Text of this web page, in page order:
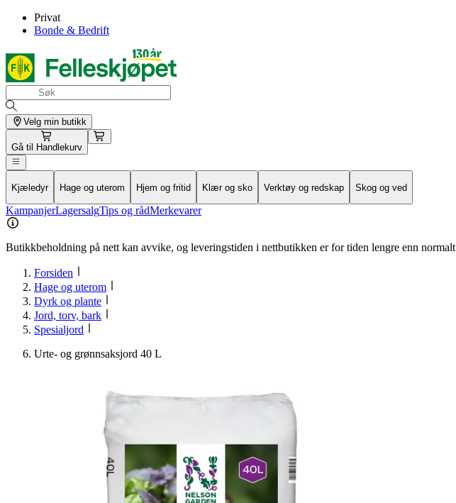
Privat
Bonde & Bedrift
Velg min butikk
Gå til Handlekurv
Kjæledyr Hage og uterom Hjem og fritid Klær og sko Verktøy og redskap Skog og ved
KampanjerLagersalgTips og rådMerkevarer
Butikkbeholdning på nett kan avvike, og leveringstiden i nettbutikken er for tiden lengre enn normalt
Forsiden
Hage og uterom
Dyrk og plante
Jord, torv, bark
Spesialjord
Urte- og grønnsaksjord 40 L